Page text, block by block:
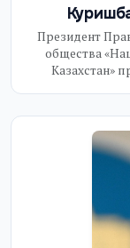
Президент
общества
Казахстан»